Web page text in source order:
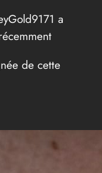
a
de cette